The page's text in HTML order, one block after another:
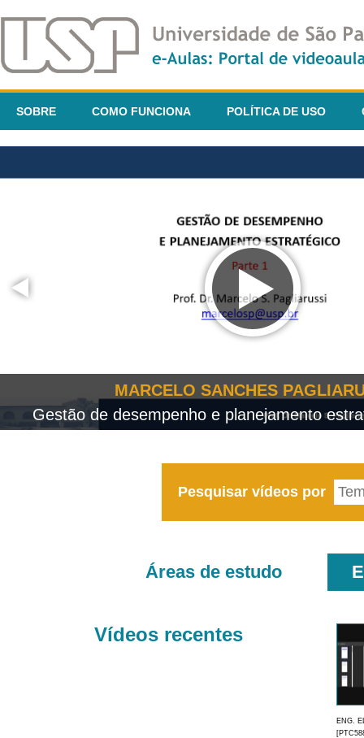
SOBRE COMO FUNCIONA POLÍTICA DE USO
MARCELO SANCHES
Gestão de desempenho e planejamento
Pesquisar vídeos por
Áreas de estudo
Vídeos recentes
ENG.